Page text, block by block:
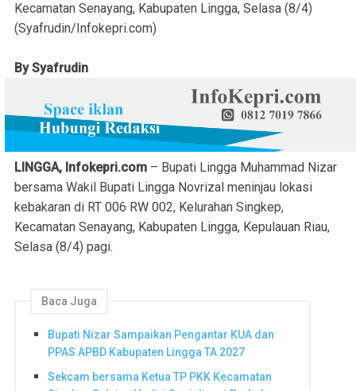
Kecamatan Senayang, Kabupaten Lingga, Selasa (8/4)
(Syafrudin/Infokepri.com)
By Syafrudin
LINGGA, Infokepri.com – Bupati Lingga Muhammad Nizar
bersama Wakil Bupati Lingga Novrizal meninjau lokasi
kebakaran di RT 006 RW 002, Kelurahan Singkep,
Kecamatan Senayang, Kabupaten Lingga, Kepulauan Riau,
Selasa (8/4) pagi.
Baca Juga
Bupati Nizar Sampaikan Pengantar KUA dan
PPAS APBD Kabupaten Lingga TA 2027
Sekcam bersama Ketua TP PKK Kecamatan